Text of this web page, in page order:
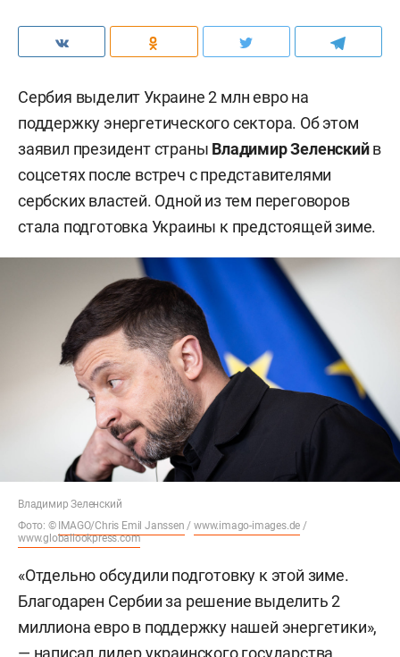
Сербия выделит Украине 2 млн евро на
поддержку энергетического сектора. Об этом
заявил президент страны Владимир Зеленскийв
соцсетях после встреч с представителями
сербских властей. Одной из тем переговоров
стала подготовка Украины к предстоящей зиме.
Владимир Зеленский
Фото: © IMAGO/Chris Emil Janssen /www.imago-images.de /
www.globallookpress.com
«Отдельно обсудили подготовку к этой зиме.
Благодарен Сербии за решение выделить 2
миллиона евро в поддержку нашей энергетики»,
— написал лидер украинского государства.